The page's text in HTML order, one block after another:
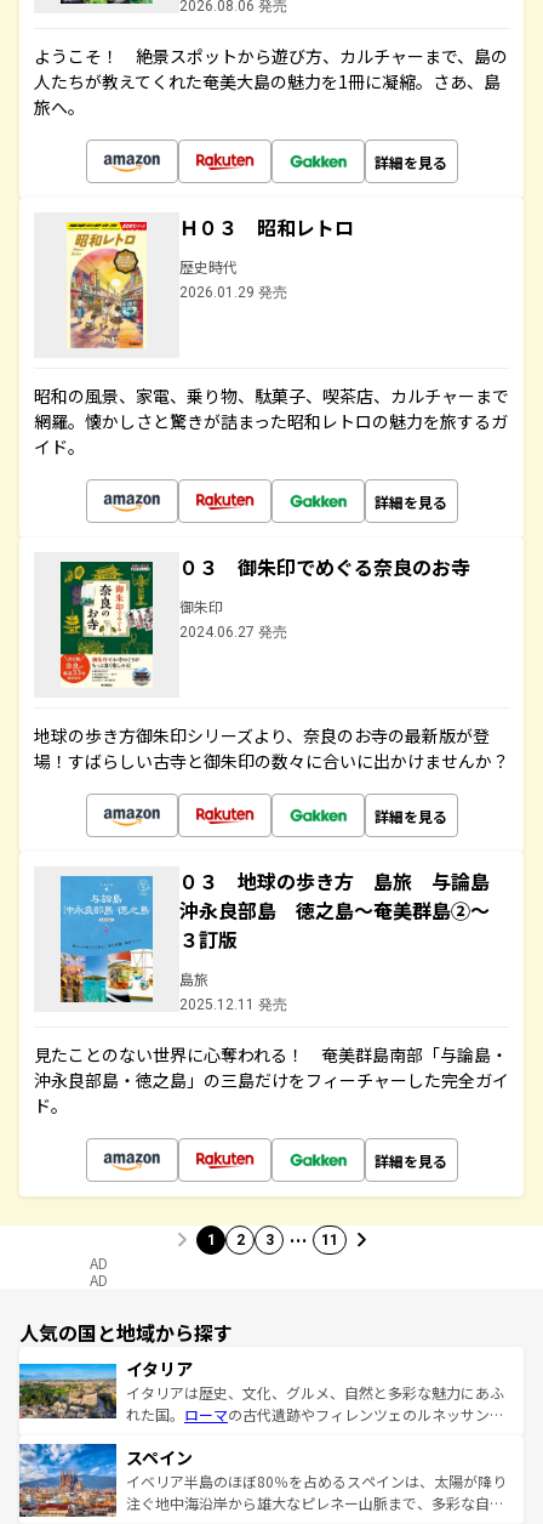
2026.08.06 発売
ようこそ！ 絶景スポットから遊び方、カルチャーまで、島の
人たちが教えてくれた奄美大島の魅力を1冊に凝縮。さあ、島
旅へ。
詳細を見る
Ｈ０３ 昭和レトロ
歴史時代
2026.01.29 発売
昭和の風景、家電、乗り物、駄菓子、喫茶店、カルチャーまで
網羅。懐かしさと驚きが詰まった昭和レトロの魅力を旅するガ
イド。
詳細を見る
０３ 御朱印でめぐる奈良のお寺
御朱印
2024.06.27 発売
地球の歩き方御朱印シリーズより、奈良のお寺の最新版が登
場！すばらしい古寺と御朱印の数々に合いに出かけませんか？
詳細を見る
０３ 地球の歩き方 島旅 与論島
沖永良部島 徳之島～奄美群島②～
３訂版
島旅
2025.12.11 発売
見たことのない世界に心奪われる！ 奄美群島南部「与論島・
沖永良部島・徳之島」の三島だけをフィーチャーした完全ガイ
ド。
詳細を見る
1 2 3 … 11
AD
AD
人気の国と地域から探す
イタリア
イタリアは歴史、文化、グルメ、自然と多彩な魅力にあふ
れた国。 ローマの古代遺跡やフィレンツェのルネッサンス
ろん、トスカーナの美しい田園風景やアマルフィ海岸の絶
景など、自然景観も見逃せない。観光の合間には、本場の
ピザやパスタなど、絶品のイタリア料理を堪能することも
スペイン
イベリア半島のほぼ80％を占めるスペインは、太陽が降り
注ぐ地中海沿岸から雄大なピレネー山脈まで、多彩な自然